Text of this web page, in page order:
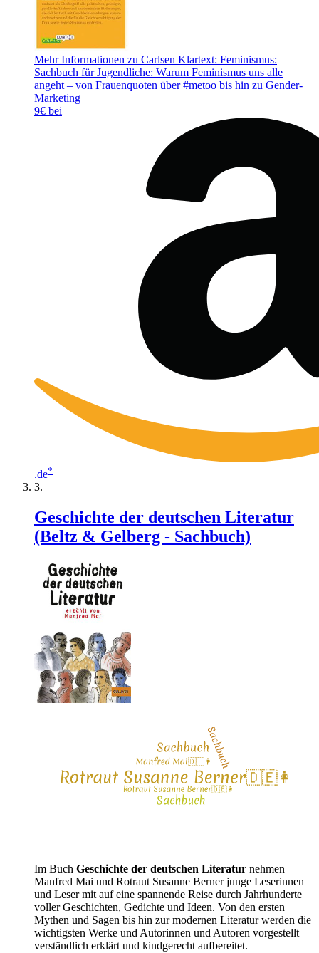
Mehr Informationen zu Carlsen Klartext: Feminismus:
Sachbuch für Jugendliche: Warum Feminismus uns alle
angeht – von Frauenquoten über #metoo bis hin zu Gender-
Marketing
9€ bei
.de*
Geschichte der deutschen Literatur
(Beltz & Gelberg - Sachbuch)
Im Buch Geschichte der deutschen Literatur nehmen
Manfred Mai und Rotraut Susanne Berner junge Leserinnen
und Leser mit auf eine spannende Reise durch Jahrhunderte
voller Geschichten, Gedichte und Ideen. Von den ersten
Mythen und Sagen bis hin zur modernen Literatur werden die
wichtigsten Werke und Autorinnen und Autoren vorgestellt –
verständlich erklärt und kindgerecht aufbereitet.